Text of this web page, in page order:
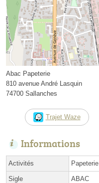
Abac Papeterie
810 avenue André Lasquin
74700 Sallanches
Trajet Waze
Informations
Activités Papeterie
Sigle ABAC